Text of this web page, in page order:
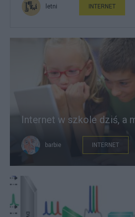
letni INTERNET
Internet w szkole dziś, a
barbie INTERNET